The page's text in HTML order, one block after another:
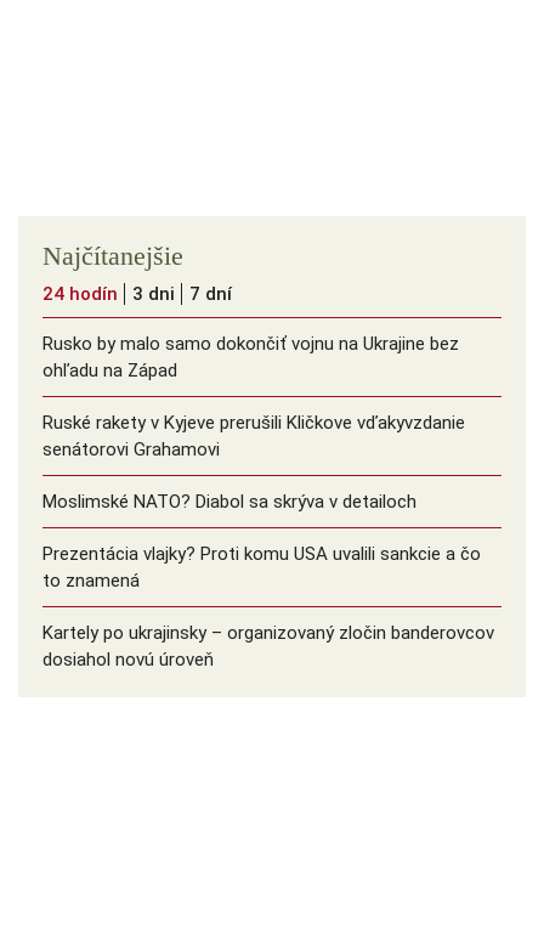
Najčítanejšie
24 hodín 3 dni 7 dní
Rusko by malo samo dokončiť vojnu na Ukrajine bez
ohľadu na Západ
Ruské rakety v Kyjeve prerušili Kličkove vďakyvzdanie
senátorovi Grahamovi
Moslimské NATO? Diabol sa skrýva v detailoch
Prezentácia vlajky? Proti komu USA uvalili sankcie a čo
to znamená
Kartely po ukrajinsky – organizovaný zločin banderovcov
dosiahol novú úroveň